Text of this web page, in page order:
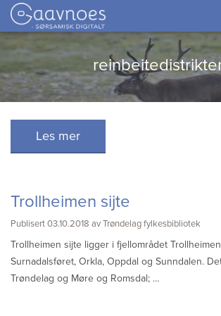
Historie
Språk
Tidslinje
Kontakt
til
innholdet
skrift
Les mer
Trollheimen sijte
Publisert 03.10.2018 av Trøndelag fylkesbibliotek
Trollheimen sijte ligger i fjellområdet
Surnadalsføret, Orkla, Oppdal og Sunndalen.
Trøndelag og Møre og Romsdal; …